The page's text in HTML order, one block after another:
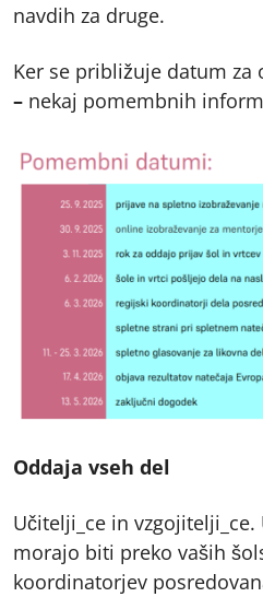
navdih za druge.
Ker se približuje datum za
– nekaj pomembnih
Oddaja vseh del
Učitelji_ce in
morajo biti preko vaših
koordinatorjev